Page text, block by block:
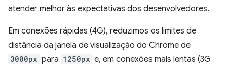
atender melhor às expectativas dos desenvolvedores.
Em conexões rápidas (4G), reduzimos os limites de
distância da janela de visualização do Chrome de
3000px para 1250px e, em conexões mais lentas (3G